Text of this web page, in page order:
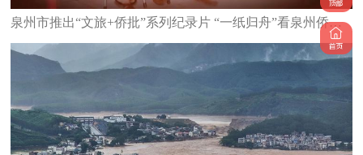
泉州市推出“文旅+侨批”系列纪录片 “一纸归舟”看泉州侨胞有情有义